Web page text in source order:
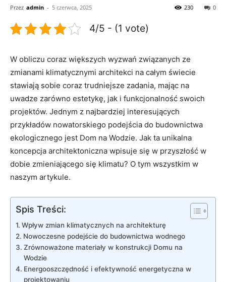
Przez admin - 5 czerwca, 2025 0
230
4/5 - (1 vote)
W obliczu​ coraz większych wyzwań związanych ze
zmianami klimatycznymi architekci ​na całym świecie
stawiają sobie coraz⁢ trudniejsze zadania, mając na​
uwadze zarówno ‌estetykę, jak ⁣i funkcjonalność swoich
projektów. Jednym z najbardziej interesujących⁢
przykładów nowatorskiego podejścia ⁢do budownictwa
ekologicznego⁣ jest Dom na Wodzie.‍ Jak ta unikalna
koncepcja architektoniczna wpisuje się w przyszłość w
dobie zmieniającego się klimatu? ⁢O tym wszystkim w
‌naszym artykule.
Spis Treści:
Wpływ zmian klimatycznych na​ architekturę
Nowoczesne podejście do budownictwa wodnego
Zrównoważone​ materiały w konstrukcji Domu ‍na
Wodzie
Energooszczędność i efektywność energetyczna w
projektowaniu